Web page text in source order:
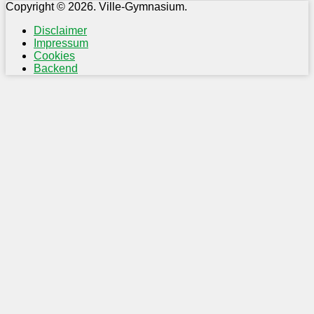
Copyright © 2026. Ville-Gymnasium.
Disclaimer
Impressum
Cookies
Backend